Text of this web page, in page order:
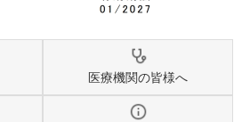
医療機関の皆様へ